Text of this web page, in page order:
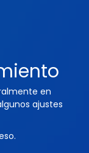
en
ajustes